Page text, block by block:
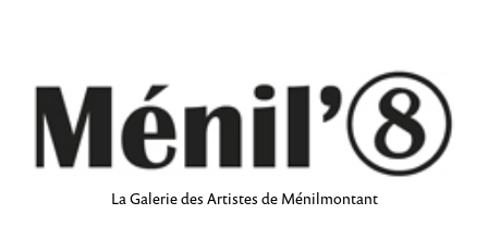
La Galerie des Artistes de Ménilmontant